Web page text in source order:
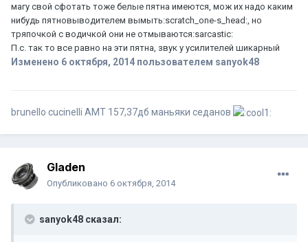
магу свой сфотать тоже белые пятна имеются, мож их надо каким
нибудь пятновыводителем вымыть:scratch_one-s_head:, но
тряпочкой с водичкой они не отмываются:sarcastic:
П.с. так то все равно на эти пятна, звук у усилителей шикарный
Изменено 6 октября, 2014 пользователем sanyok48
brunello cucinelli АМТ 157,37дб маньяки седанов
Gladen
Опубликовано 6 октября, 2014
sanyok48 сказал: